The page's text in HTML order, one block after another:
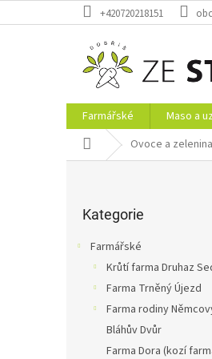
na
+420720218151
Farmářské Maso a
Domů Ovoce a zelenina
kategorie
Kategorie
Farmářské
Krůtí farma Druhaz
Farma Trněný Újezd
Farma rodiny
Bláhův Dvůr
Farma Dora (kozí